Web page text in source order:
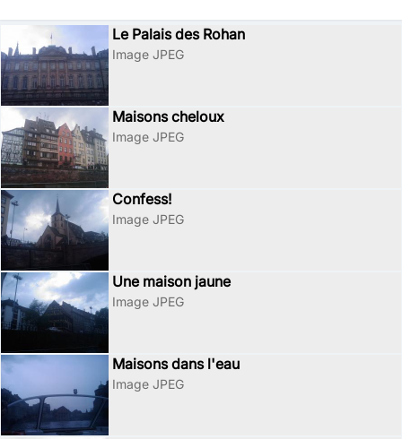
Le Palais des Rohan
Image JPEG
Maisons cheloux
Image JPEG
Confess!
Image JPEG
Une maison jaune
Image JPEG
Maisons dans l'eau
Image JPEG